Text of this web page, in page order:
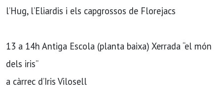
l’Hug, l’Eliardis i els capgrossos de Florejacs
13 a 14h Antiga Escola (planta baixa) Xerrada “el món
dels iris”
a càrrec d’Iris Vilosell